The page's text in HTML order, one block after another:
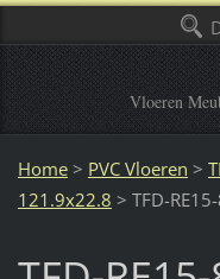
Vloeren
Home > PVC Vloeren >
121.9x22.8 > TFD-